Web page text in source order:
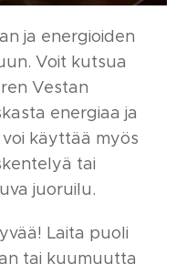
ja energioiden
Voit kutsua
Vestan
energiaa ja
käyttää myös
tai
juoruilu.
Laita puoli
tai kuumuutta